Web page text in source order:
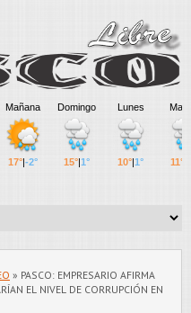
» PASCO: EMPRESARIO AFIRMA
EL NIVEL DE CORRUPCIÓN EN